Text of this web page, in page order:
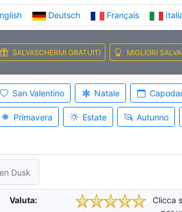
Deutsch Français
SALVASCHERMI GRATUITI MIGLIORI
San Valentino Natale
Primavera Estate Autunno
Dusk
Valuta:
Clicca